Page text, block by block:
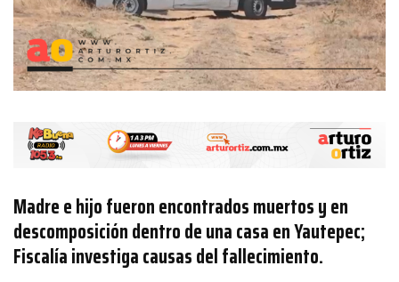
Madre e hijo fueron encontrados muertos y en
descomposición dentro de una casa en Yautepec;
Fiscalía investiga causas del fallecimiento.